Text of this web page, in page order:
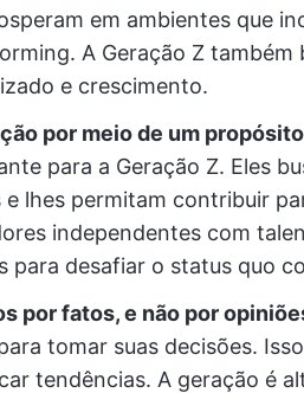
em ambientes que
A Geração Z
e crescimento.
por meio de um propósito
para a Geração Z. Eles
e lhes permitam contribuir
independentes com
para desafiar o status quo
por fatos, e não por
tomar suas decisões.
tendências. A geração é